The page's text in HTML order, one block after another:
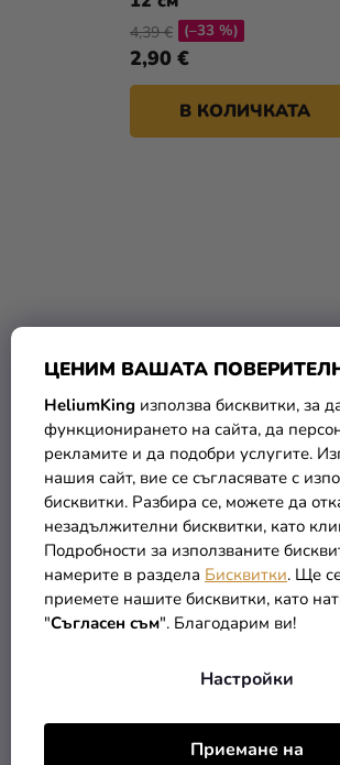
ЦЕНИМ ВАШАТА
HeliumKing използва бисквитки, за
функционирането на сайта, да
рекламите и да подобри услугите.
нашия сайт, вие се съгласявате с
бисквитки. Разбира се, можете да
незадължителни бисквитки, като
Подробности за използваните
намерите в раздела Бисквитки. Ще
приемете нашите бисквитки, като
"Съгласен съм". Благодарим ви!
Настройки
Приемане на
2,90 €
4,39 € (–33 %)
В КОЛИЧКАТА
Прозрачни торбички
храна и десерти 5 бр
x 48 см
1,90 €
2,99 € (–36 %)
В КОЛИЧКАТА